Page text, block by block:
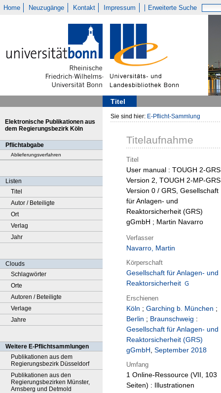
Home Neuzugänge Kontakt Impressum Erweiterte Suche
Titel
Elektronische Publikationen aus
dem Regierungsbezirk Köln
Pflichtabgabe
Ablieferungsverfahren
Listen
Titel
Autor / Beteiligte
Ort
Verlag
Jahr
Clouds
Schlagwörter
Orte
Autoren / Beteiligte
Verlage
Jahre
Weitere E-Pflichtsammlungen
Publikationen aus dem
Regierungsbezirk Düsseldorf
Publikationen aus den
Regierungsbezirken Münster,
Arnsberg und Detmold
Sie sind hier: E-Pflicht-Sammlung
Titelaufnahme
Titel
User manual : TOUGH 2-GRS
Version 2, TOUGH 2-MP-GRS
Version 0 / GRS, Gesellschaft
für Anlagen- und
Reaktorsicherheit (GRS)
gGmbH ; Martin Navarro
Verfasser
Navarro, Martin
Körperschaft
Gesellschaft für Anlagen- und
Reaktorsicherheit
Erschienen
Köln ; Garching b. München ;
Berlin ; Braunschweig :
Gesellschaft für Anlagen- und
Reaktorsicherheit (GRS)
gGmbH, September 2018
Umfang
1 Online-Ressource (VII, 103
Seiten) : Illustrationen